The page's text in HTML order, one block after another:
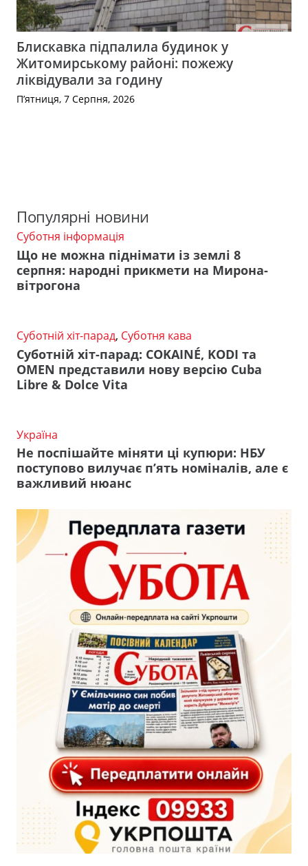
Блискавка підпалила будинок у
Житомирському районі: пожежу
ліквідували за годину
П’ятниця, 7 Серпня, 2026
Популярні новини
Суботня інформація
Що не можна піднімати із землі 8
серпня: народні прикмети на Мирона-
вітрогона
Суботній хіт-парад, Суботня кава
Суботній хіт-парад: COKAINÉ, KODI та
OMEN представили нову версію Cuba
Libre & Dolce Vita
Україна
Не поспішайте міняти ці купюри: НБУ
поступово вилучає п’ять номіналів, але є
важливий нюанс